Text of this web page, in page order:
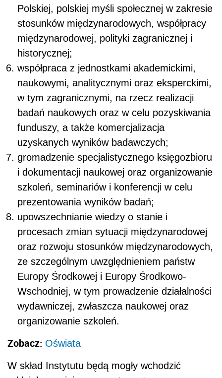
Polskiej, polskiej myśli społecznej w zakresie
stosunków międzynarodowych, współpracy
międzynarodowej, polityki zagranicznej i
historycznej;
współpraca z jednostkami akademickimi,
naukowymi, analitycznymi oraz eksperckimi,
w tym zagranicznymi, na rzecz realizacji
badań naukowych oraz w celu pozyskiwania
funduszy, a także komercjalizacja
uzyskanych wyników badawczych;
gromadzenie specjalistycznego księgozbioru
i dokumentacji naukowej oraz organizowanie
szkoleń, seminariów i konferencji w celu
prezentowania wyników badań;
upowszechnianie wiedzy o stanie i
procesach zmian sytuacji międzynarodowej
oraz rozwoju stosunków międzynarodowych,
ze szczególnym uwzględnieniem państw
Europy Środkowej i Europy Środkowo-
Wschodniej, w tym prowadzenie działalności
wydawniczej, zwłaszcza naukowej oraz
organizowanie szkoleń.
Zobacz: Oświata
W skład Instytutu będą mogły wchodzić